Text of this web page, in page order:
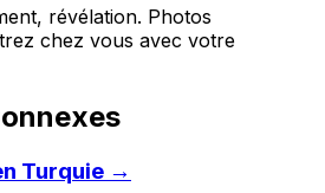
révélation. Photos
chez vous avec votre
Turquie →